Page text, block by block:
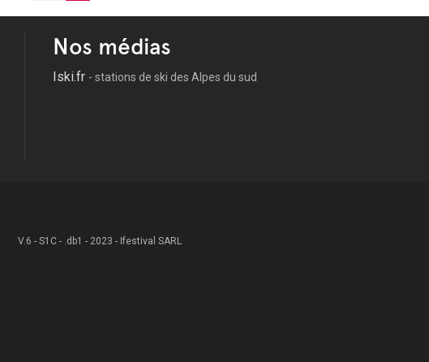
Nos médias
Iski.fr - stations de ski des Alpes du sud
V.6 - S1C - .db1 - 2023 - Ifestival SARL